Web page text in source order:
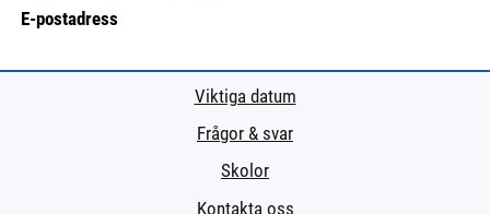
E-postadress
Viktiga datum
Frågor & svar
Skolor
Kontakta oss